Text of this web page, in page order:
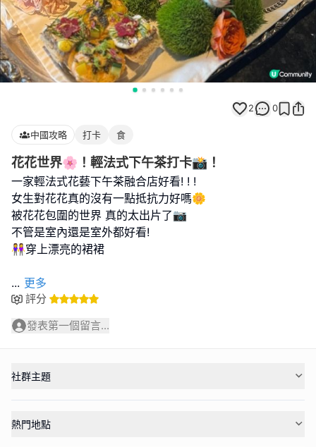
2 0
中國攻略 打卡 食
花花世界🌸！輕法式下午茶打卡📸！
一家輕法式花藝下午茶融合店好看! ! !
女生對花花真的沒有一點抵抗力好嗎🌼
被花花包圍的世界 真的太出片了📷
不管是室內還是室外都好看!
👭穿上漂亮的裙裙
... 更多
評分
發表第一個留言...
社群主題
熱門地點